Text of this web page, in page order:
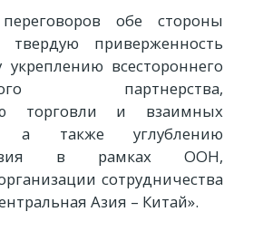
обе стороны
твердую приверженность
всестороннего
партнерства,
торговли и взаимных
а также углублению
в рамках ООН,
сотрудничества
Азия – Китай».